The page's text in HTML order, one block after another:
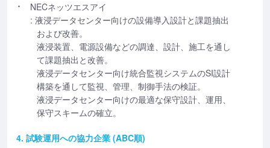
NECネッツエスアイ
: 液浸データセンター向けの設備導入設計と課題抽出
および改善。
液浸装置、電源設備などの調達、設計、施工を通し
て課題抽出と改善。
液浸データセンター向け統合監視システムのSI設計
構築を通して監視、管理、制御手法の検証。
液浸データセンター向けの最適な保守設計、運用、
保守スキームの確立。
4. 試験運用への協力企業 (ABC順)